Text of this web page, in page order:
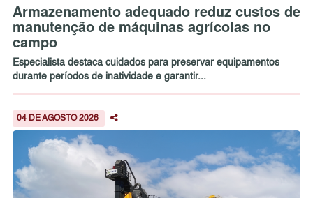
Armazenamento adequado reduz custos de
manutenção de máquinas agrícolas no
campo
Especialista destaca cuidados para preservar equipamentos
durante períodos de inatividade e garantir...
04 DE AGOSTO 2026